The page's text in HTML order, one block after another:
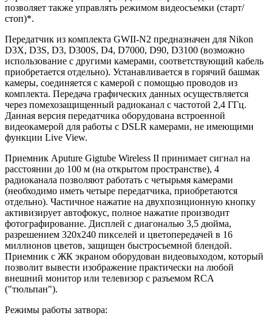
позволяет также управлять режимом видеосъемки (старт/
стоп)*.
Передатчик из комплекта GWII-N2 предназначен для Nikon
D3X, D3S, D3, D300S, D4, D7000, D90, D3100 (возможно
использование с другими камерами, соответствующий кабель
приобретается отдельно). Устанавливается в горячий башмак
камеры, соединяется с камерой с помощью проводов из
комплекта. Передача графических данных осуществляется
через помехозащищенный радиоканал с частотой 2,4 ГГц.
Данная версия передатчика оборудована встроенной
видеокамерой для работы с DSLR камерами, не имеющими
функции Live View.
Приемник Aputure Gigtube Wireless II принимает сигнал на
расстоянии до 100 м (на открытом пространстве), 4
радиоканала позволяют работать с четырьмя камерами
(необходимо иметь четыре передатчика, приобретаются
отдельно). Частичное нажатие на двухпозиционную кнопку
активизирует автофокус, полное нажатие производит
фотографирование. Дисплей с диагональю 3,5 дюйма,
разрешением 320х240 пикселей и цветопередачей в 16
миллионов цветов, защищен быстросъемной блендой.
Приемник с ЖК экраном оборудован видеовыходом, который
позволит вывести изображение практически на любой
внешний монитор или телевизор с разъемом RCA
("тюльпан").
Режимы работы затвора: